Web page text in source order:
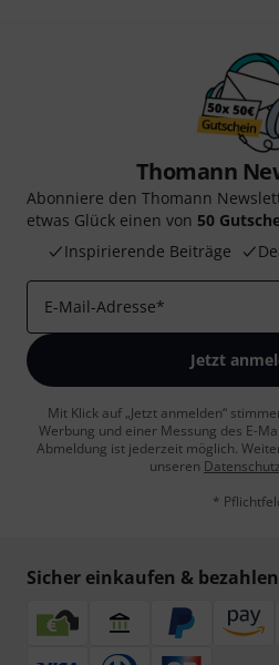
Thomann
Abonniere den Thomann
etwas Glück einen von 50
Inspirierende Beiträge
E-Mail-Adresse*
Jetzt
Mit Klick auf „Jetzt anmelden“
Werbung und einer Messung des E-
Abmeldung ist jederzeit möglich.
unseren
*
Sicher einkaufen & bezahlen